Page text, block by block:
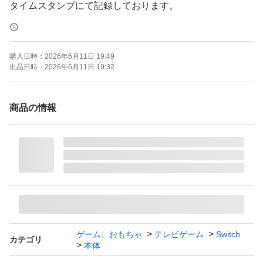
タイムスタンプにて記録しております。
※本体の型番、シリアルナンバーを印刷したシールを本体
に貼付しております。そのため、シールを剥がす際に本体
に傷やダメージ、または粘着跡やベタつき等が相当残る可
〇セット内容〇
・Joy-Con
・グリップ
・ドック
・HDMIケーブル
購入日時： 2026年6月11日 19:49
出品日時： 2026年6月11日 19:32
商品の情報
カテゴリ
ゲーム、おもちゃ テレビゲーム
Switch
本体